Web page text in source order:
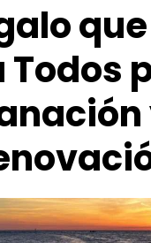
Todos